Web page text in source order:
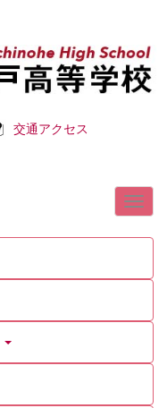
交通アクセス